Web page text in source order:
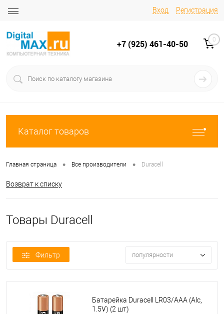
Вход Регистрация
+7 (925) 461-40-50 0
Каталог товаров
Главная страница • Все производители • Duracell
Возврат к списку
Товары Duracell
Фильтр популярности
Батарейка Duracell LR03/AAA (Alc,
1.5V) (2 шт)